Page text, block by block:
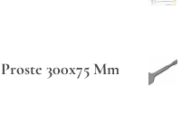
300x75 Mm